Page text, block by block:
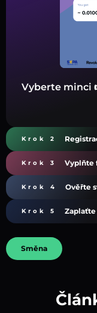
Vyberte minci
Krok 2
Krok 3 Vyplňte
Krok 4 Ověřte
Krok 5
Směna